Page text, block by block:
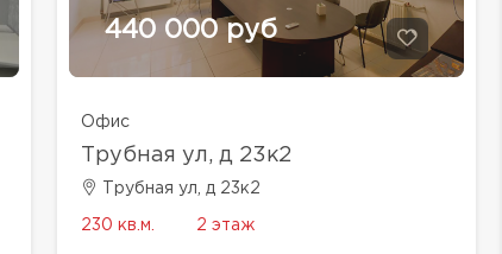
440 000 руб
Офис
Трубная ул, д 23к2
Трубная ул, д 23к2
230 кв.м. 2 этаж